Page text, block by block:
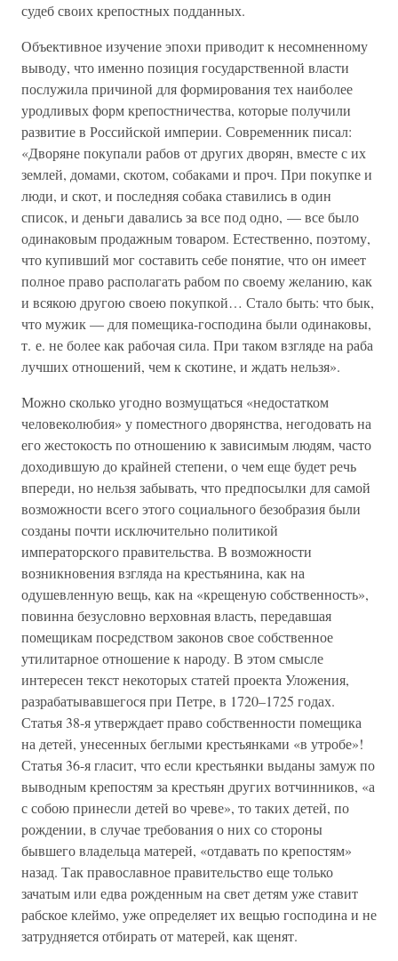
судеб своих крепостных подданных.
Объективное изучение эпохи приводит к несомненному
выводу, что именно позиция государственной власти
послужила причиной для формирования тех наиболее
уродливых форм крепостничества, которые получили
развитие в Российской империи. Современник писал:
«Дворяне покупали рабов от других дворян, вместе с их
землей, домами, скотом, собаками и проч. При покупке и
люди, и скот, и последняя собака ставились в один
список, и деньги давались за все под одно, — все было
одинаковым продажным товаром. Естественно, поэтому,
что купивший мог составить себе понятие, что он имеет
полное право располагать рабом по своему желанию, как
и всякою другою своею покупкой… Стало быть: что бык,
что мужик — для помещика-господина были одинаковы,
т. е. не более как рабочая сила. При таком взгляде на раба
лучших отношений, чем к скотине, и ждать нельзя».
Можно сколько угодно возмущаться «недостатком
человеколюбия» у поместного дворянства, негодовать на
его жестокость по отношению к зависимым людям, часто
доходившую до крайней степени, о чем еще будет речь
впереди, но нельзя забывать, что предпосылки для самой
возможности всего этого социального безобразия были
созданы почти исключительно политикой
императорского правительства. В возможности
возникновения взгляда на крестьянина, как на
одушевленную вещь, как на «крещеную собственность»,
повинна безусловно верховная власть, передавшая
помещикам посредством законов свое собственное
утилитарное отношение к народу. В этом смысле
интересен текст некоторых статей проекта Уложения,
разрабатывавшегося при Петре, в 1720–1725 годах.
Статья 38-я утверждает право собственности помещика
на детей, унесенных беглыми крестьянками «в утробе»!
Статья 36-я гласит, что если крестьянки выданы замуж по
выводным крепостям за крестьян других вотчинников, «а
с собою принесли детей во чреве», то таких детей, по
рождении, в случае требования о них со стороны
бывшего владельца матерей, «отдавать по крепостям»
назад. Так православное правительство еще только
зачатым или едва рожденным на свет детям уже ставит
рабское клеймо, уже определяет их вещью господина и не
затрудняется отбирать от матерей, как щенят.